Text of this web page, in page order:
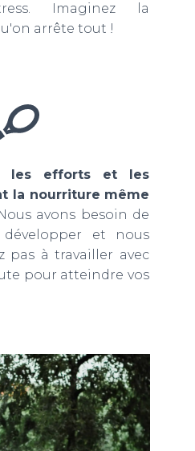
Imaginez la
arrête tout !
les efforts et les
la nourriture même
avons besoin de
et nous
pas à travailler avec
pour atteindre vos